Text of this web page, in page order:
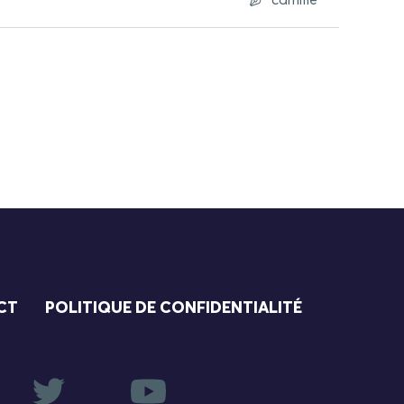
POLITIQUE DE CONFIDENTIALITÉ